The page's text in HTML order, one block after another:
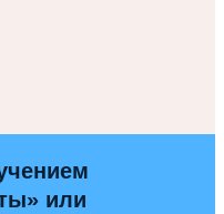
или